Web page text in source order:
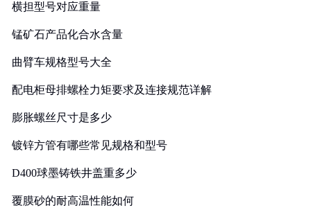
横担型号对应重量
锰矿石产品化合水含量
曲臂车规格型号大全
配电柜母排螺栓力矩要求及连接规范详解
膨胀螺丝尺寸是多少
镀锌方管有哪些常见规格和型号
D400球墨铸铁井盖重多少
覆膜砂的耐高温性能如何